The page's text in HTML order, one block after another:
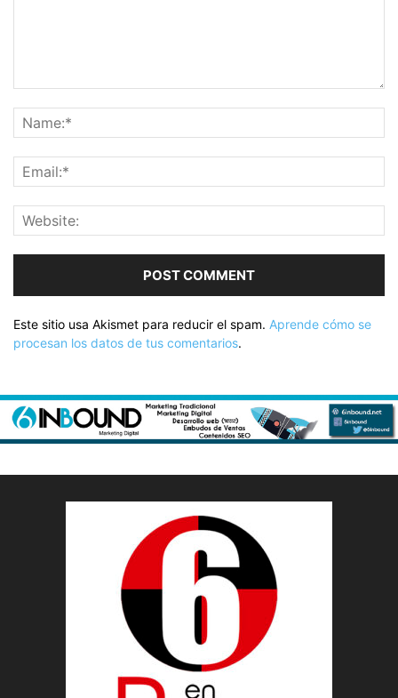
Este sitio usa Akismet para reducir el spam. Aprende cómo se
procesan los datos de tus comentarios.